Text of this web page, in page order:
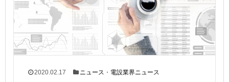
2020.02.17 ニュース ・ 電設業界ニュース